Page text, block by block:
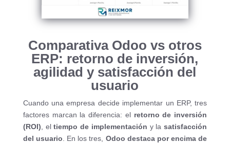
Comparativa Odoo vs otros
ERP: retorno de inversión,
agilidad y satisfacción del
usuario
Cuando una empresa decide implementar un ERP, tres
factores marcan la diferencia: el retorno de inversión
(ROI) , eltiempo de implementación y lasatisfacción
del usuario . En los tres, Odoo destaca por encima de